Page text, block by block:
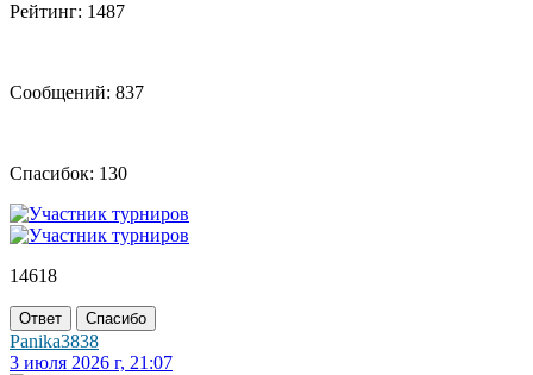
Рейтинг: 1487
Сообщений: 837
Спасибок: 130
14618
Ответ Спасибо
Panika3838
3 июля 2026 г, 21:07